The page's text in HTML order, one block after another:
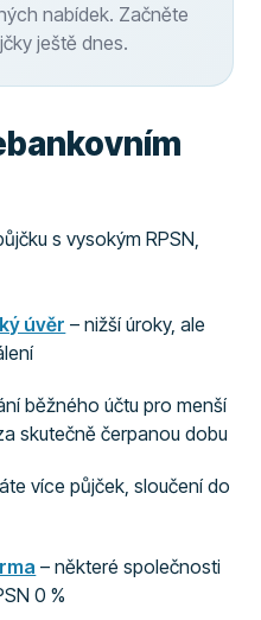
nabídek. Začněte
ještě dnes.
s vysokým RPSN,
úvěr – nižší úroky, ale
běžného účtu pro menší
skutečně čerpanou dobu
více půjček, sloučení do
– některé společnosti
0 %